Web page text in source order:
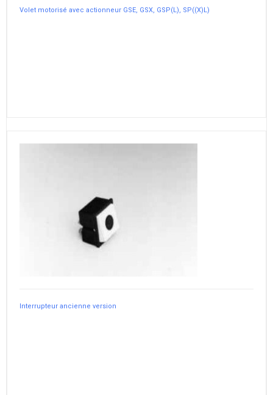
Volet motorisé avec actionneur GSE, GSX, GSP(L), SP((X)L)
Interrupteur ancienne version